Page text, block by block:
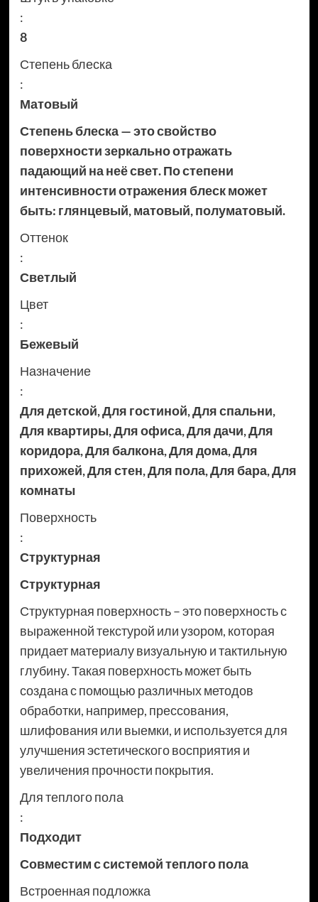
:
8
Степень блеска
:
Матовый
Степень блеска — это свойство
поверхности зеркально отражать
падающий на неё свет. По степени
интенсивности отражения блеск может
быть: глянцевый, матовый, полуматовый.
Оттенок
:
Светлый
Цвет
:
Бежевый
Назначение
:
Для детской,Для гостиной,Для спальни,
Для квартиры,Для офиса,Для дачи,Для
коридора,Для балкона,Для дома,Для
прихожей,Для стен,Для пола,Для бара,Для
комнаты
Поверхность
:
Структурная
Структурная
Структурная поверхность – это поверхность с
выраженной текстурой или узором, которая
придает материалу визуальную и тактильную
глубину. Такая поверхность может быть
создана с помощью различных методов
обработки, например, прессования,
шлифования или выемки, и используется для
улучшения эстетического восприятия и
увеличения прочности покрытия.
Для теплого пола
:
Подходит
Совместим с системой теплого пола
Встроенная подложка